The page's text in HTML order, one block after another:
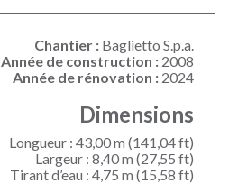
Chantier : Baglietto S.p.a.
Année de construction : 2008
Année de rénovation : 2024
Dimensions
Longueur : 43,00 m (141,04 ft)
Largeur : 8,40 m (27,55 ft)
Tirant d’eau : 4,75 m (15,58 ft)